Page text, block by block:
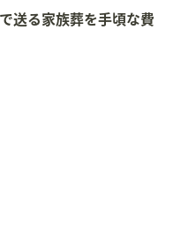
送る家族葬を手頃な費